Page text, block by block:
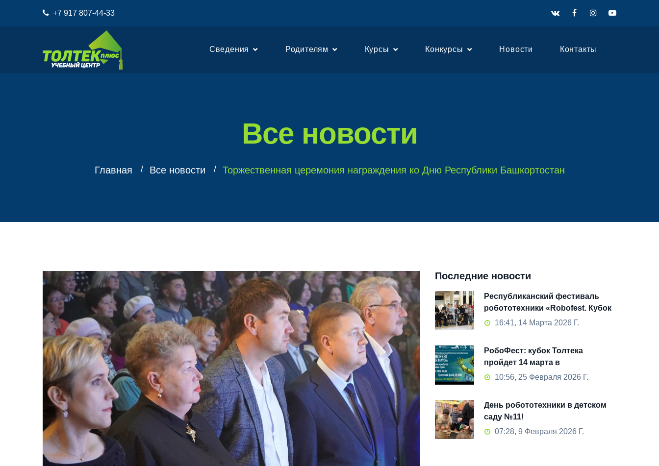
+7 917 807-44-33
Сведения Родителям Курсы Конкурсы Новости Контакты
Все новости
Главная Все новости Торжественная церемония награждения ко Дню Республики Башкортостан
Последние новости
Республиканский фестиваль
робототехники «Robofest. Кубок
Толтека» 2026: как это было
16:41, 14 Марта 2026 Г.
РобоФест: кубок Толтека
пройдет 14 марта в
Стерлитамаке!
10:56, 25 Февраля 2026 Г.
День робототехники в детском
саду №11!
07:28, 9 Февраля 2026 Г.